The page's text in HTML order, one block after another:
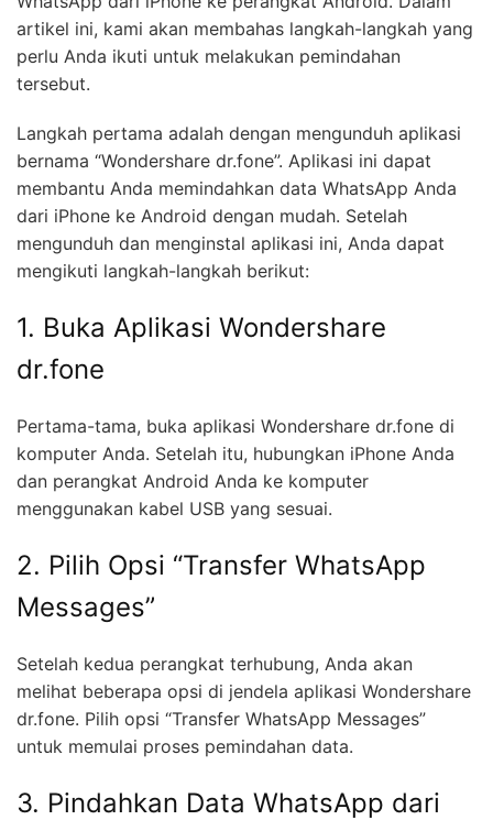
artikel ini, kami akan membahas langkah-langkah yang
perlu Anda ikuti untuk melakukan pemindahan
tersebut.
Langkah pertama adalah dengan mengunduh aplikasi
bernama “Wondershare dr.fone”. Aplikasi ini dapat
membantu Anda memindahkan data WhatsApp Anda
dari iPhone ke Android dengan mudah. Setelah
mengunduh dan menginstal aplikasi ini, Anda dapat
mengikuti langkah-langkah berikut:
1. Buka Aplikasi Wondershare
dr.fone
Pertama-tama, buka aplikasi Wondershare dr.fone di
komputer Anda. Setelah itu, hubungkan iPhone Anda
dan perangkat Android Anda ke komputer
menggunakan kabel USB yang sesuai.
2. Pilih Opsi “Transfer WhatsApp
Messages”
Setelah kedua perangkat terhubung, Anda akan
melihat beberapa opsi di jendela aplikasi Wondershare
dr.fone. Pilih opsi “Transfer WhatsApp Messages”
untuk memulai proses pemindahan data.
3. Pindahkan Data WhatsApp dari